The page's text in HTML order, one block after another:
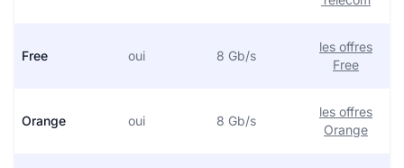
Free oui 8 Gb/s
les offres
Free
Orange oui 8 Gb/s
les offres
Orange